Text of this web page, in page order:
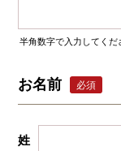
半角数字で入力してくだ
お名前 必須
姓